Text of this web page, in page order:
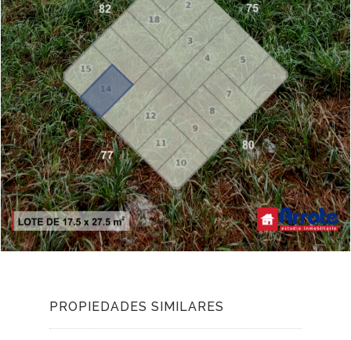
PROPIEDADES SIMILARES